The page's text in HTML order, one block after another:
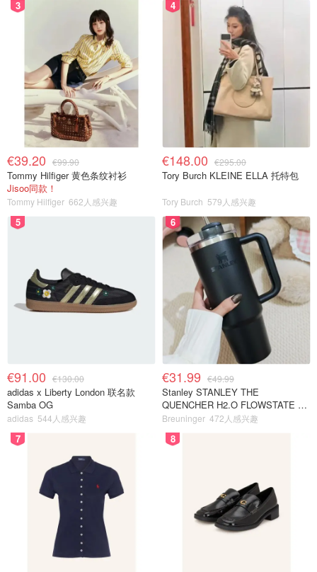
3
€39.20 €99.90
Tommy Hilfiger 黄色条纹衬衫
Jisoo同款！
Tommy Hilfiger 662人感兴趣
4
€148.00 €295.00
Tory Burch KLEINE ELLA 托特包
Tory Burch 579人感兴趣
5
€91.00 €130.00
adidas x Liberty London 联名款
Samba OG
adidas 544人感兴趣
6
€31.99 €49.99
Stanley STANLEY THE
QUENCHER H2.O FLOWSTATE 保
温杯 1.18L 黑色
Breuninger 472人感兴趣
7 8